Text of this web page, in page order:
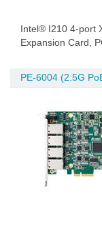
Intel® I210 4-port
Expansion Card,
PE-6004 (2.5G